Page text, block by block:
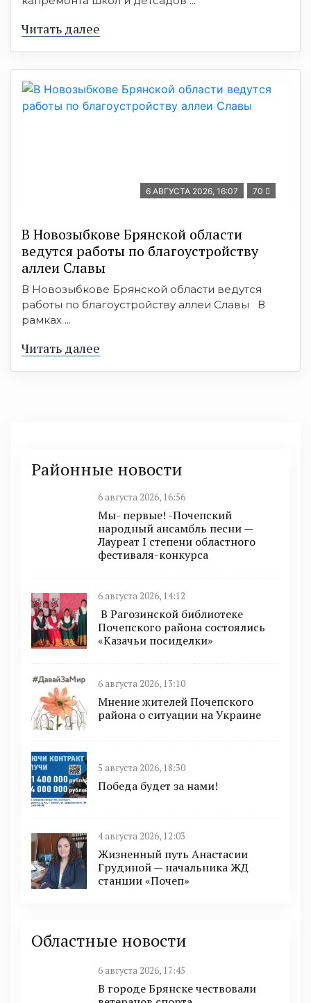
Читать далее
6 АВГУСТА 2026, 16:07 70
В Новозыбкове Брянской области
ведутся работы по благоустройству
аллеи Славы
В Новозыбкове Брянской области ведутся
работы по благоустройству аллеи Славы В
рамках ...
Читать далее
Районные новости
6 августа 2026, 16:56
Мы- первые! -Почепский
народный ансамбль песни —
Лауреат I степени областного
фестиваля-конкурса
6 августа 2026, 14:12
В Рагозинской библиотеке
Почепского района состоялись
«Казачьи посиделки»
6 августа 2026, 13:10
Мнение жителей Почепского
района о ситуации на Украине
5 августа 2026, 18:30
Победа будет за нами!
4 августа 2026, 12:03
Жизненный путь Анастасии
Грудиной — начальника ЖД
станции «Почеп»
Областные новости
6 августа 2026, 17:45
В городе Брянске чествовали